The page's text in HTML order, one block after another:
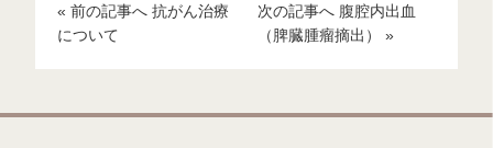
« 前の記事へ 抗がん治療
について
次の記事へ 腹腔内出血
（脾臓腫瘤摘出） »